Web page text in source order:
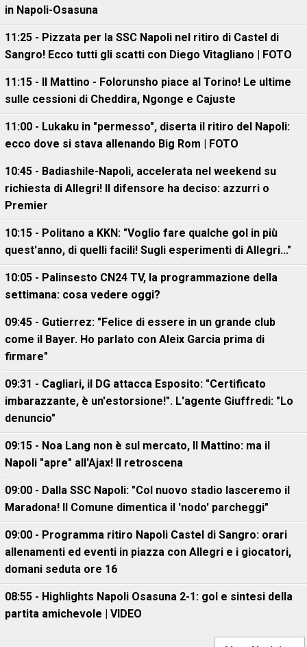
in Napoli-Osasuna
11:25 - Pizzata per la SSC Napoli nel ritiro di Castel di
Sangro! Ecco tutti gli scatti con Diego Vitagliano | FOTO
11:15 - Il Mattino - Folorunsho piace al Torino! Le ultime
sulle cessioni di Cheddira, Ngonge e Cajuste
11:00 - Lukaku in "permesso", diserta il ritiro del Napoli:
ecco dove si stava allenando Big Rom | FOTO
10:45 - Badiashile-Napoli, accelerata nel weekend su
richiesta di Allegri! Il difensore ha deciso: azzurri o
Premier
10:15 - Politano a KKN: "Voglio fare qualche gol in più
quest'anno, di quelli facili! Sugli esperimenti di Allegri..."
10:05 - Palinsesto CN24 TV, la programmazione della
settimana: cosa vedere oggi?
09:45 - Gutierrez: "Felice di essere in un grande club
come il Bayer. Ho parlato con Aleix Garcia prima di
firmare"
09:31 - Cagliari, il DG attacca Esposito: "Certificato
imbarazzante, è un'estorsione!". L'agente Giuffredi: "Lo
denuncio"
09:15 - Noa Lang non è sul mercato, Il Mattino: ma il
Napoli "apre" all'Ajax! Il retroscena
09:00 - Dalla SSC Napoli: "Col nuovo stadio lasceremo il
Maradona! Il Comune dimentica il 'nodo' parcheggi"
09:00 - Programma ritiro Napoli Castel di Sangro: orari
allenamenti ed eventi in piazza con Allegri e i giocatori,
domani seduta ore 16
08:55 - Highlights Napoli Osasuna 2-1: gol e sintesi della
partita amichevole | VIDEO